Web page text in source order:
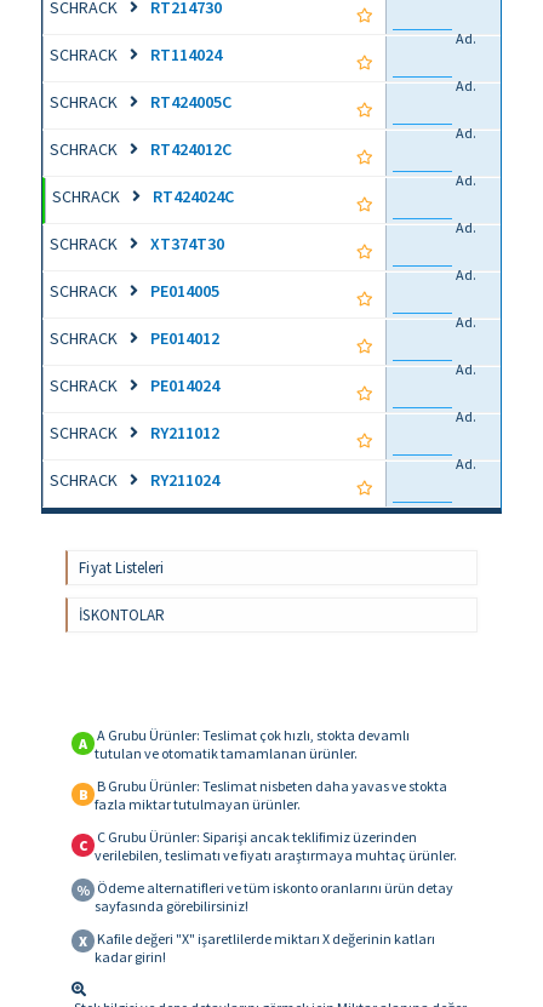
SCHRACK RT214730
SCHRACK RT114024
Ad.
SCHRACK RT424005C
Ad.
SCHRACK RT424012C
Ad.
SCHRACK RT424024C
Ad.
SCHRACK XT374T30
Ad.
SCHRACK PE014005
Ad.
SCHRACK PE014012
Ad.
SCHRACK PE014024
Ad.
SCHRACK RY211012
Ad.
SCHRACK RY211024
Ad.
Fiyat Listeleri
İSKONTOLAR
A A Grubu Ürünler: Teslimat çok hızlı, stokta devamlı
tutulan ve otomatik tamamlanan ürünler.
B B Grubu Ürünler: Teslimat nisbeten daha yavas ve stokta
fazla miktar tutulmayan ürünler.
C C Grubu Ürünler: Siparişi ancak teklifimiz üzerinden
verilebilen, teslimatı ve fiyatı araştırmaya muhtaç ürünler.
% Ödeme alternatifleri ve tüm iskonto oranlarını ürün detay
sayfasında görebilirsiniz!
X Kafile değeri "X" işaretlilerde miktarı X değerinin katları
kadar girin!